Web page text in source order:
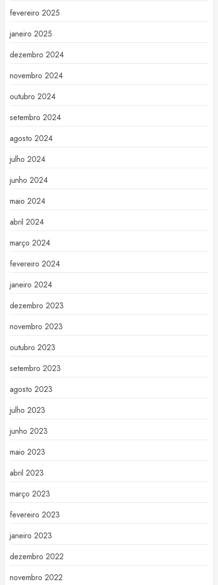
fevereiro 2025
janeiro 2025
dezembro 2024
novembro 2024
outubro 2024
setembro 2024
agosto 2024
julho 2024
junho 2024
maio 2024
abril 2024
março 2024
fevereiro 2024
janeiro 2024
dezembro 2023
novembro 2023
outubro 2023
setembro 2023
agosto 2023
julho 2023
junho 2023
maio 2023
abril 2023
março 2023
fevereiro 2023
janeiro 2023
dezembro 2022
novembro 2022